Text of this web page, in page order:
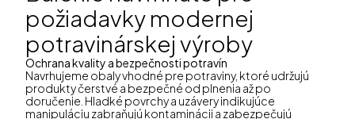
požiadavky modernej
potravinárskej výroby
Ochrana kvality a bezpečnosti potravín
Navrhujeme obaly vhodné pre potraviny, ktoré udržujú
produkty čerstvé a bezpečné od plnenia až po
doručenie. Hladké povrchy a uzávery indikujúce
manipuláciu zabraňujú kontaminácii a zabezpečujú